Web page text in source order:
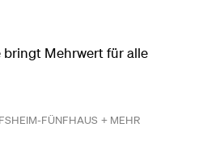
Mehrwert für alle
FÜNFHAUS + MEHR